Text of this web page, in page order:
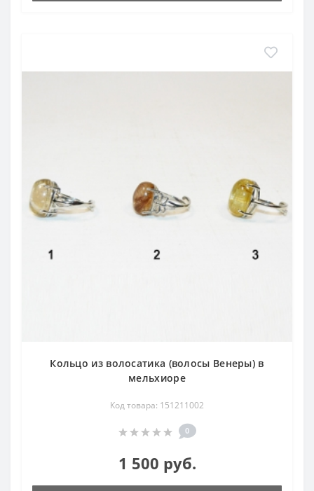
Кольцо из волосатика (волосы Венеры) в
мельхиоре
Код товара: 151211002
0
1 500 руб.